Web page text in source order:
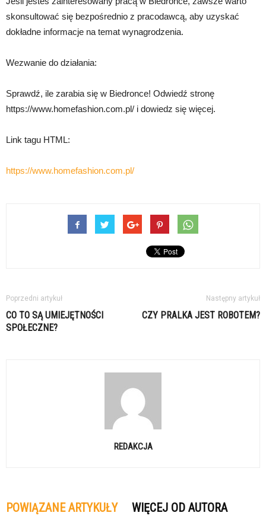
skonsultować się bezpośrednio z pracodawcą, aby uzyskać
dokładne informacje na temat wynagrodzenia.
Wezwanie do działania:
Sprawdź, ile zarabia się w Biedronce! Odwiedź stronę
https://www.homefashion.com.pl/ i dowiedz się więcej.
Link tagu HTML:
https://www.homefashion.com.pl/
Poprzedni artykuł
CO TO SĄ UMIEJĘTNOŚCI
SPOŁECZNE?
Następny artykuł
CZY PRALKA JEST ROBOTEM?
REDAKCJA
POWIĄZANE ARTYKUŁY WIĘCEJ OD AUTORA